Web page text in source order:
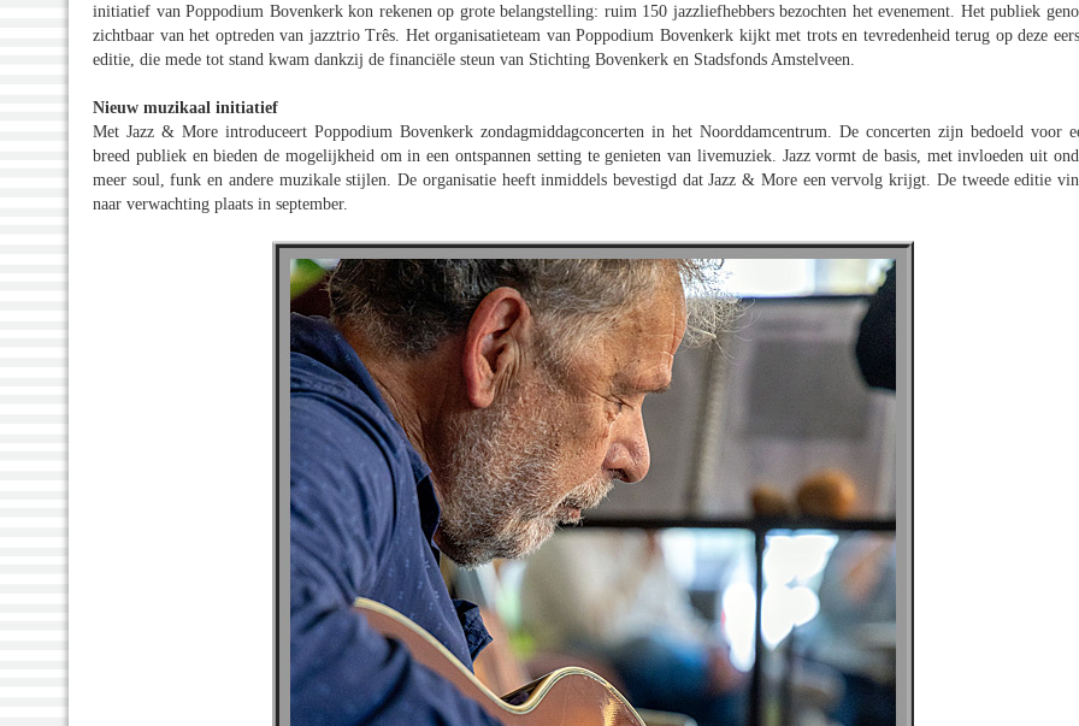
initiatief van Poppodium Bovenkerk kon rekenen op grote belangstelling: ruim 150 jazzliefhebbers bezochten het evenement. Het publiek
zichtbaar van het optreden van jazztrio Três. Het organisatieteam van Poppodium Bovenkerk kijkt met trots en tevredenheid terug op deze
editie, die mede tot stand kwam dankzij de financiële steun van Stichting Bovenkerk en Stadsfonds Amstelveen.
Nieuw muzikaal initiatief
Met Jazz & More introduceert Poppodium Bovenkerk zondagmiddagconcerten in het Noorddamcentrum. De concerten zijn bedoeld voor
breed publiek en bieden de mogelijkheid om in een ontspannen setting te genieten van livemuziek. Jazz vormt de basis, met invloeden uit
meer soul, funk en andere muzikale stijlen. De organisatie heeft inmiddels bevestigd dat Jazz & More een vervolg krijgt. De tweede editie
naar verwachting plaats in september.